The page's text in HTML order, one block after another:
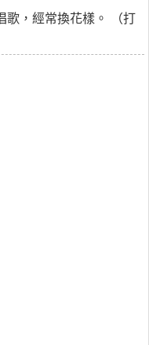
歌，經常換花樣。 （打